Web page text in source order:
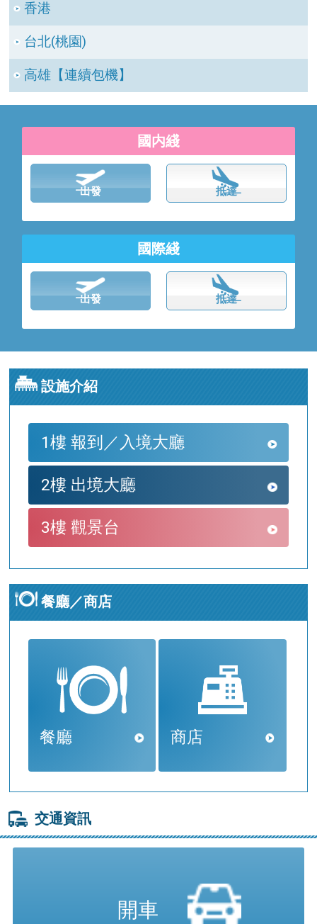
香港
台北(桃園)
高雄【連續包機】
國内綫
出發 抵達
國際綫
出發 抵達
設施介紹
1樓 報到／入境大廳
2樓 出境大廳
3樓 觀景台
餐廳／商店
餐廳 商店
交通資訊
開車